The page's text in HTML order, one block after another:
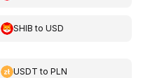
SHIB toUSD
USDT toPLN